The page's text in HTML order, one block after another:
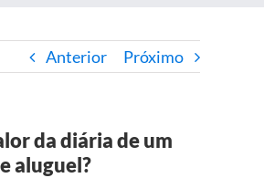
Anterior Próximo
da diária de um
aluguel?